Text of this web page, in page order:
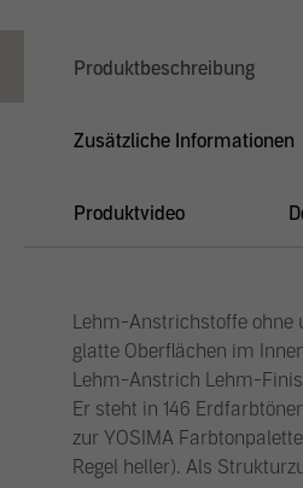
Produktbeschreibung
Zusätzliche Informationen
Produktvideo
Lehm-Anstrichstoffe ohne
glatte Oberflächen im
Lehm-Anstrich Lehm-
Er steht in 146
zur YOSIMA
Regel heller). Als